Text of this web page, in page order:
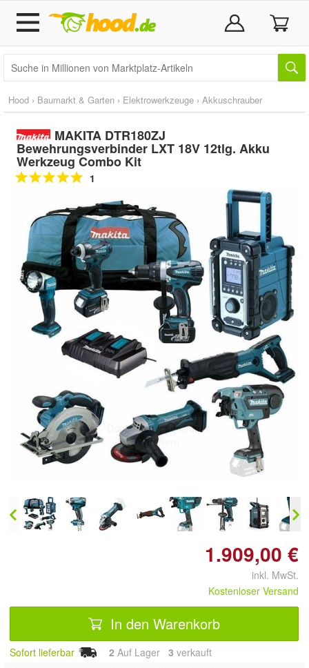
Hood › Baumarkt & Garten › Elektrowerkzeuge › Akkuschrauber
MAKITA DTR180ZJ
Bewehrungsverbinder LXT 18V 12tlg. Akku
Werkzeug Combo Kit
1
Doppelt antippen zum
vergrößern
1.909,00 €
inkl. MwSt.
Kostenloser Versand
In den Warenkorb
Sofort lieferbar 2 Auf Lager 3 verkauft